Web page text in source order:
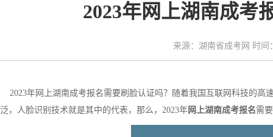
2023年网上湖南成考
来源：湖南省成考网 时间
2023年网上湖南成考报名需要刷脸认证吗？随着我国互联网科技的高
泛，人脸识别技术就是其中的代表，那么，2023年 网上湖南成考报名需